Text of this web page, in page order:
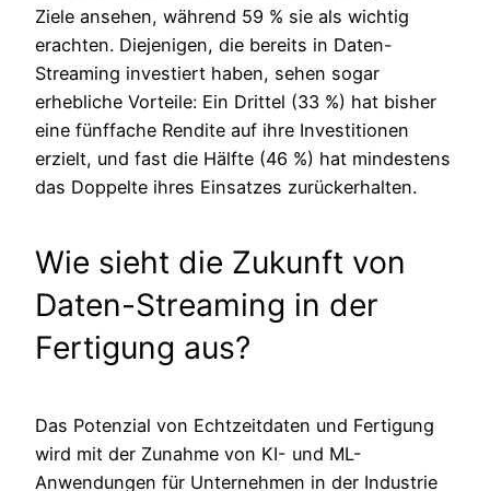
Ziele ansehen, während 59 % sie als wichtig
erachten. Diejenigen, die bereits in Daten-
Streaming investiert haben, sehen sogar
erhebliche Vorteile: Ein Drittel (33 %) hat bisher
eine fünffache Rendite auf ihre Investitionen
erzielt, und fast die Hälfte (46 %) hat mindestens
das Doppelte ihres Einsatzes zurückerhalten.
Wie sieht die Zukunft von
Daten-Streaming in der
Fertigung aus?
Das Potenzial von Echtzeitdaten und Fertigung
wird mit der Zunahme von KI- und ML-
Anwendungen für Unternehmen in der Industrie